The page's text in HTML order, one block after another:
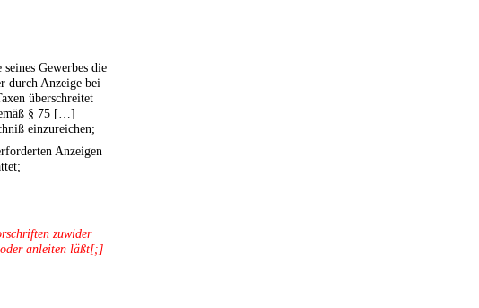
Gewerbes die
durch Anzeige bei
überschreitet
§ 75 […]
einzureichen;
Anzeigen
zuwider
anleiten läßt[;]